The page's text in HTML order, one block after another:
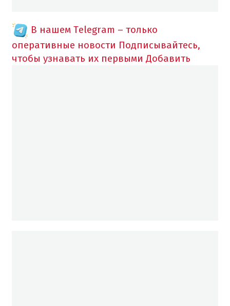
В нашем Telegram – только
оперативные новости Подписывайтесь,
чтобы узнавать их первыми Добавить